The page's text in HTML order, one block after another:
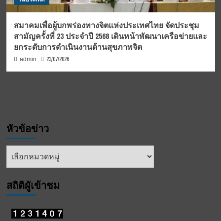
สมาคมเพื่อผู้บกพร่องทางจิตแห่งประเทศไทย จัดประชุม
สามัญครั้งที่ 23 ประจำปี 2568 เดินหน้าพัฒนาเครือข่ายและ
ยกระดับการดำเนินงานด้านสุขภาพจิต
admin 23/07/2026
หัวข้อข่าว
หัวข้อ
สถิติผูัเข้าชม